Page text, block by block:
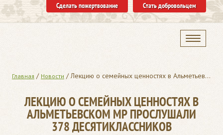
Стать добровольцем
Сделать пожертвование
Главная / Новости / Лекцию о семейных ценностях в Альметьевском МР прослушали 378 десятиклассников
ЛЕКЦИЮ О СЕМЕЙНЫХ ЦЕННОСТЯХ В
АЛЬМЕТЬЕВСКОМ МР ПРОСЛУШАЛИ
378 ДЕСЯТИКЛАССНИКОВ